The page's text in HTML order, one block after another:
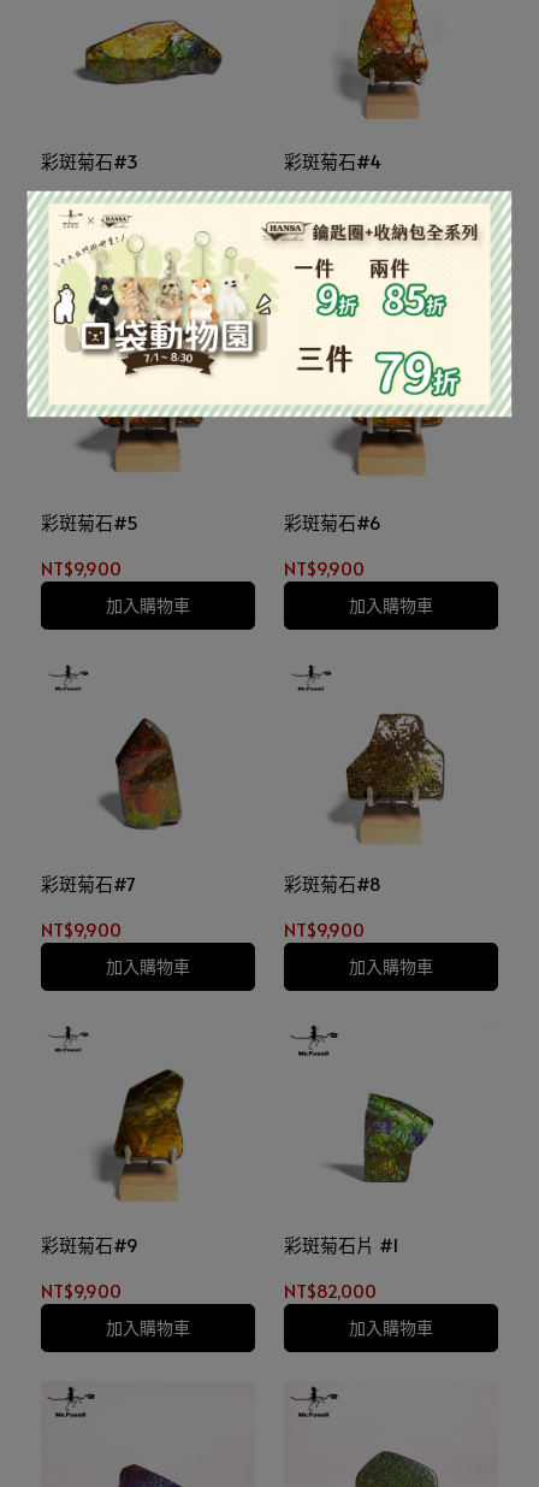
彩斑菊石#3
NT$9,900
加入購物車
彩斑菊石#4
NT$9,900
加入購物車
彩斑菊石#5
NT$9,900
加入購物車
彩斑菊石#6
NT$9,900
加入購物車
彩斑菊石#7
NT$9,900
加入購物車
彩斑菊石#8
NT$9,900
加入購物車
彩斑菊石#9
NT$9,900
加入購物車
彩斑菊石片 #1
NT$82,000
加入購物車